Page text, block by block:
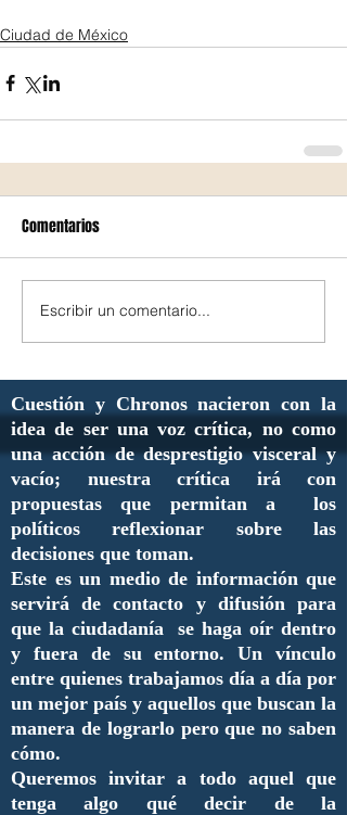
Ciudad de México
Comentarios
Escribir un comentario...
Cuestión y Chronos nacieron con la
idea de ser una voz crítica, no como
una acción de desprestigio visceral y
vacío; nuestra crítica irá con
propuestas que permitan a los
políticos reflexionar sobre las
decisiones que toman.
Este es un medio de información que
servirá de contacto y difusión para
que la ciudadanía se haga oír dentro
y fuera de su entorno. Un vínculo
entre quienes trabajamos día a día por
un mejor país y aquellos que buscan la
manera de lograrlo pero que no saben
cómo.
Queremos invitar a todo aquel que
tenga algo qué decir de la